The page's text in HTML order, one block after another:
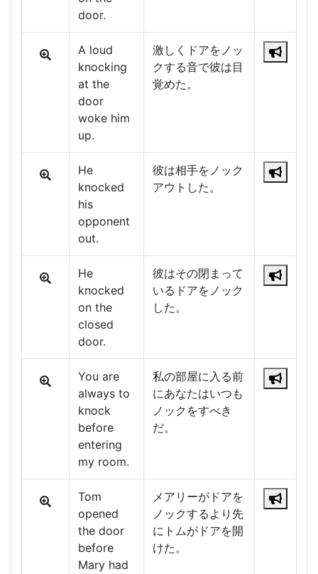
door.
A loud
knocking
at the
door
woke him
up.
激しくドアをノッ
クする音で彼は目
覚めた。
He
knocked
his
opponent
out.
彼は相手をノック
アウトした。
He
knocked
on the
closed
door.
彼はその閉まって
いるドアをノック
した。
You are
always to
knock
before
entering
my room.
私の部屋に入る前
にあなたはいつも
ノックをすべき
だ。
Tom
opened
the door
before
Mary had
メアリーがドアを
ノックするより先
にトムがドアを開
けた。